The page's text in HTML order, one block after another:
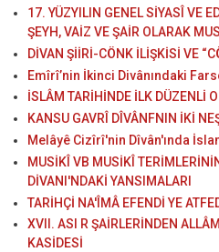
17. YÜZYILIN GENEL SİYASÎ VE
ŞEYH, VAİZ VE ŞAİR OLARAK
DİVAN ŞİİRİ-CÖNK İLİŞKİSİ VE
Emîrî’nin İkinci Divânındaki
İSLÂM TARİHİNDE İLK DÜZENLİ
KANSU GAVRÎ DÎVÂNFNIN İKİ
Melâyê Cizîrî'nin Dîvân'ında
MUSİKÎ VB MUSİKÎ
DİVANI'NDAKİ YANSIMALARI
TARİHÇİ NA'ÎMÂ EFENDİ YE
XVII. ASI R ŞAİRLERİNDEN
KASİDESİ